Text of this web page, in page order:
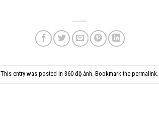
This entry was posted in360 độ ảnh. Bookmark thepermalink.